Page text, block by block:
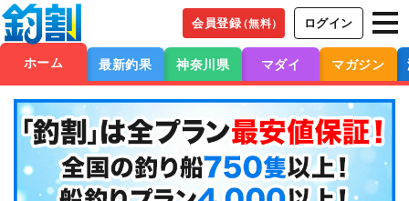
会員登録（無料） ログイン
ホーム 最新釣果 神奈川県 マダイ マガジン